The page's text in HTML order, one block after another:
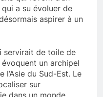
a su évoluer de
aspirer à un
servirait de toile de
un archipel
l’Asie du Sud-Est. Le
sur